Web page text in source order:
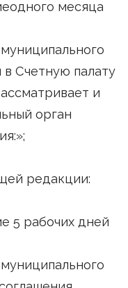
месяца
Счетную палату
и
орган
редакции:
5 рабочих дней